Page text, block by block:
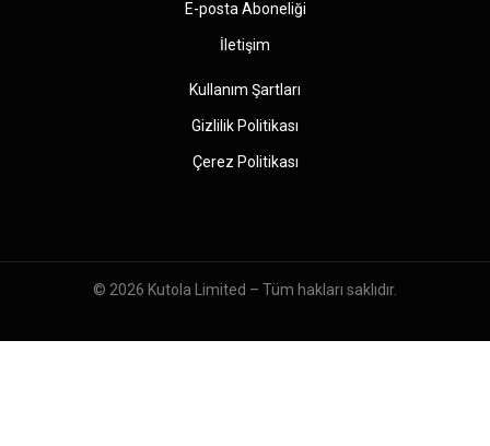
E-posta Aboneliği
İletişim
Kullanım Şartları
Gizlilik Politikası
Çerez Politikası
© 2026 Kutola Limited – Tüm hakları saklıdır.